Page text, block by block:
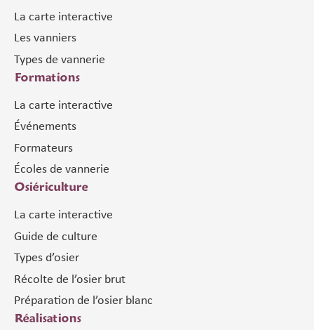
La carte interactive
Les vanniers
Types de vannerie
Formations
La carte interactive
Événements
Formateurs
Écoles de vannerie
Osiériculture
La carte interactive
Guide de culture
Types d’osier
Récolte de l’osier brut
Préparation de l’osier blanc
Réalisations